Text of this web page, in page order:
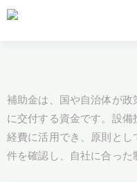
補助金は、国や自治体が
に交付する資金です。設
経費に活用でき、原則と
件を確認し、自社に合った